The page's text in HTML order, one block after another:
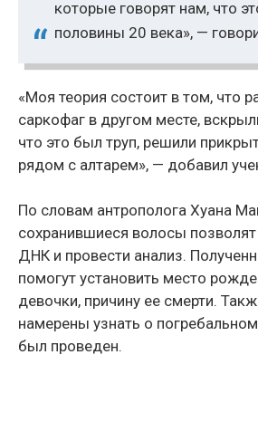
которые говорят нам, что
половины 20 века», —
«Моя теория состоит в том, что
саркофаг в другом месте,
что это был труп, решили
рядом с алтарем», — добавил
По словам антрополога Хуана
сохранившиеся волосы позволят
ДНК и провести анализ.
помогут установить место
девочки, причину ее смерти.
намерены узнать о
был проведен.